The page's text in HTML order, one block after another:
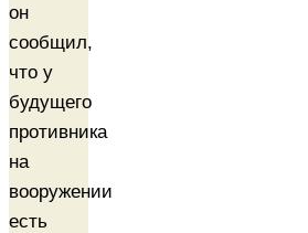
он
сообщил,
что у
будущего
противника
на
вооружении
есть